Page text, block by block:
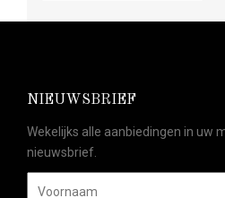
NIEUWSBRIEF
Wekelijks alle aanbiedingen in uw
nieuwsbrief.